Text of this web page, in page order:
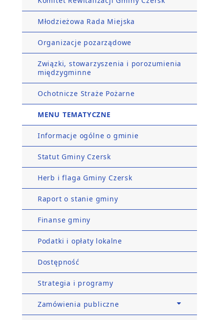
Młodzieżowa Rada Miejska
Organizacje pozarządowe
Związki, stowarzyszenia i porozumienia
międzygminne
Ochotnicze Straże Pożarne
MENU TEMATYCZNE
Informacje ogólne o gminie
Statut Gminy Czersk
Herb i flaga Gminy Czersk
Raport o stanie gminy
Finanse gminy
Podatki i opłaty lokalne
Dostępność
Strategia i programy
Zamówienia publiczne